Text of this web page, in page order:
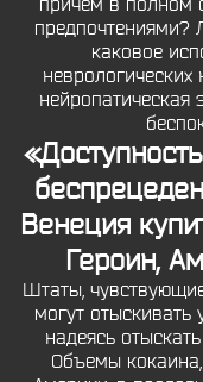
причем в полном
предпочтениями?
каковое
неврологических
нейропатическая
Венеция
Героин,
Штаты,
могут отыскивать
надеясь
Объемы